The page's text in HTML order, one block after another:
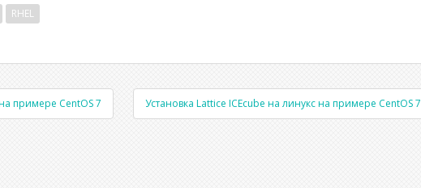
al
RHEL
примере CentOS 7 Установка Lattice ICEcube на линукс на примере CentOS 7